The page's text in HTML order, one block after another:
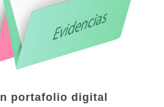
portafolio digital